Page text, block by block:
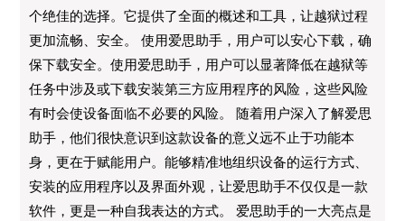
个绝佳的选择。它提供了全面的概述和工具，让越狱过程
更加流畅、安全。 使用爱思助手，用户可以安心下载，确
保下载安全。使用爱思助手，用户可以显著降低在越狱等
任务中涉及或下载安装第三方应用程序的风险，这些风险
有时会使设备面临不必要的风险。 随着用户深入了解爱思
助手，他们很快意识到这款设备的意义远不止于功能本
身，更在于赋能用户。能够精准地组织设备的运行方式、
安装的应用程序以及界面外观，让爱思助手不仅仅是一款
软件，更是一种自我表达的方式。 爱思助手的一大亮点是